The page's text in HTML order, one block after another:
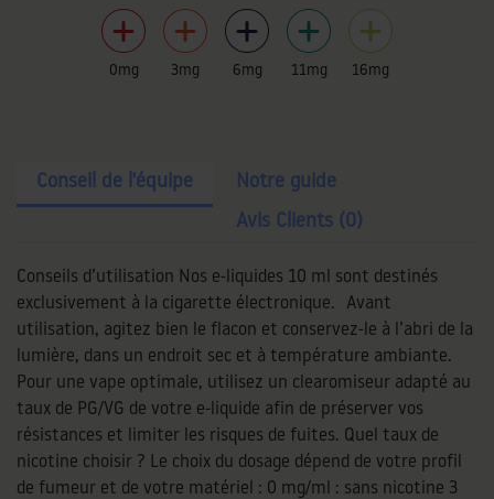
0mg 3mg 6mg 11mg 16mg
Conseil de l'équipe
Notre guide
Avis Clients (0)
Conseils d’utilisation Nos e-liquides 10 ml sont destinés
exclusivement à la cigarette électronique. Avant
utilisation, agitez bien le flacon et conservez-le à l’abri de la
lumière, dans un endroit sec et à température ambiante.
Pour une vape optimale, utilisez un clearomiseur adapté au
taux de PG/VG de votre e-liquide afin de préserver vos
résistances et limiter les risques de fuites. Quel taux de
nicotine choisir ? Le choix du dosage dépend de votre profil
de fumeur et de votre matériel : 0 mg/ml : sans nicotine 3